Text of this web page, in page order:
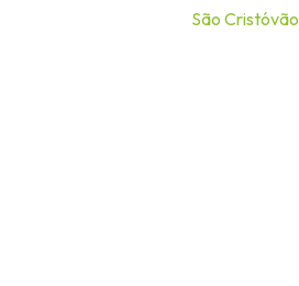
São Cristóvão